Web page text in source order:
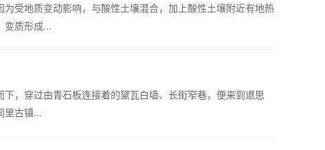
受地质变动影响，与酸性土壤混合，加上酸性土壤附近有地热
变质形成...
，穿过由青石板连接着的黛瓦白墙、长街窄巷，便来到退思
里古镇...